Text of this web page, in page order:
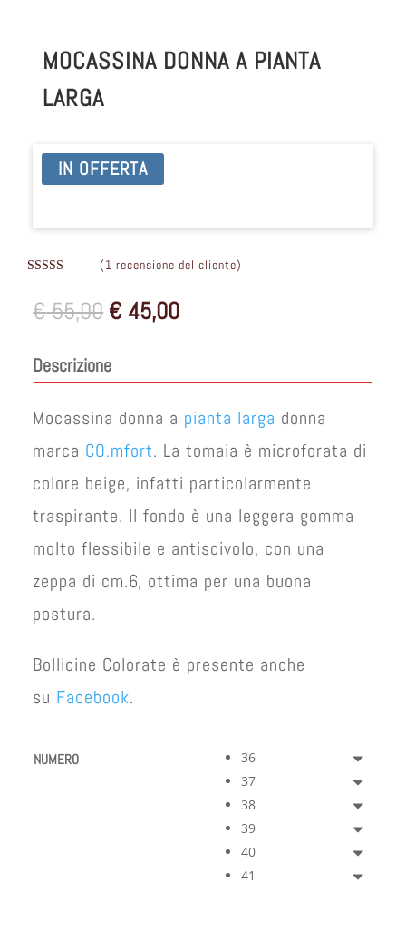
MOCASSINA DONNA A PIANTA
LARGA
IN OFFERTA
su 5 su
base di
(1 recensione del cliente)
€55,00 Il
prezzo
era:
€45,00Il
Descrizione
Mocassina donna a pianta larga donna
marca CO.mfort. La tomaia è microforata di
colore beige, infatti particolarmente
traspirante. Il fondo è una leggera gomma
molto flessibile e antiscivolo, con una
zeppa di cm.6, ottima per una buona
postura.
Bollicine Colorate è presente anche
su Facebook.
NUMERO
36
37
38
39
40
41